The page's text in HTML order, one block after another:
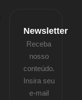
Newsletter
Receba
nosso
conteúdo.
Insira seu
e-mail